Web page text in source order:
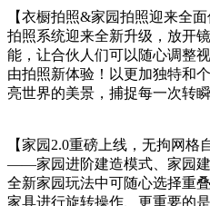
【衣橱拍照&家园拍照迎来全面
拍照系统迎来全新升级，放开
能，让合伙人们可以随心调整
由拍照新体验！以更加独特和
亮世界的美景，捕捉每一次转
【家园2.0重磅上线，无拘网格
——家园进阶建造模式、家园
全新家园玩法中可随心选择重
家具进行旋转操作、更重要的